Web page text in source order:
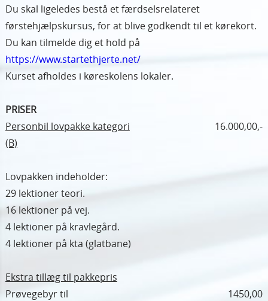
Du skal ligeledes bestå et færdselsrelateret
førstehjælpskursus, for at blive godkendt til et kørekort.
Du kan tilmelde dig et hold på
https://www.startethjerte.net/
Kurset afholdes i køreskolens lokaler.
PRISER
Personbil lovpakke kategori
(B)
Lovpakken indeholder:
29 lektioner teori.
16 lektioner på vej.
4 lektioner på kravlegård.
4 lektioner på kta (glatbane)
Ekstra tillæg til pakkepris
16.000,00,-
Prøvegebyr til 1450,00